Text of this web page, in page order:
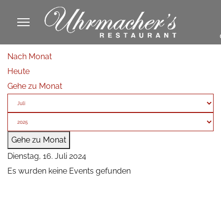
Nach Monat
Heute
Gehe zu Monat
Gehe zu Monat
Dienstag, 16. Juli 2024
Es wurden keine Events gefunden